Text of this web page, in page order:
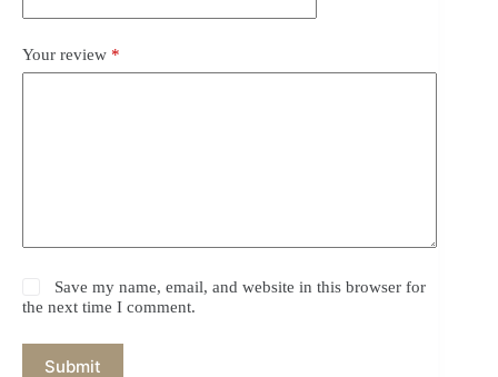
Your review *
Save my name, email, and website in this browser for
the next time I comment.
Submit